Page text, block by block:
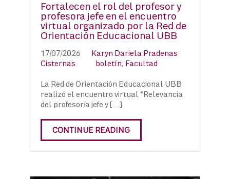
Fortalecen el rol del profesor y
profesora jefe en el encuentro
virtual organizado por la Red de
Orientación Educacional UBB
17/07/2026
Karyn Dariela Pradenas
Cisternas
boletín, Facultad
La Red de Orientación Educacional UBB
realizó el encuentro virtual “Relevancia
del profesor/a jefe y […]
CONTINUE READING